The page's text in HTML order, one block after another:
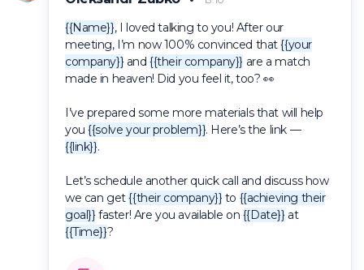
{{Name}}, I loved talking to you! After our
meeting, I’m now 100% convinced that{{your
company}} and{{their company}} are a match
made in heaven! Did you feel it, too? 👀
I’ve prepared some more materials that will help
you{{solve your problem}}. Here’s the link —
{{link}}.
Let’s schedule another quick call and discuss how
we can get{{their company}} to {{achieving their
goal}} faster! Are you available on {{Date}} at
{{Time}}?